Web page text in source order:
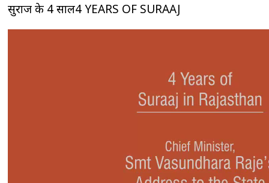
सुराज के 4 साल4 YEARS OF SURAAJ